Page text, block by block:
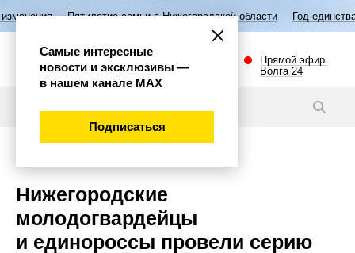
семьи в Нижегородской области Год единства народов
Прямой эфир.
Волга 24
Нижегородские
молодогвардейцы
и единороссы провели серию
Самые интересные
новости и эксклюзивы —
в нашем канале МАХ
Подписаться